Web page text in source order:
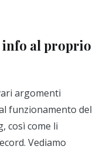
info al proprio
argomenti
funzionamento del
così come li
Vediamo